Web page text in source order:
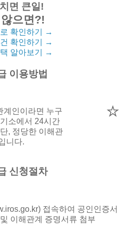
면 큰일!
으면?!
확인하기
→
확인하기
→
알아보기
→
이용방법
계인이라면 누구
소에서 24시간
, 정당한 이해관
니다.
⭐
신청절차
접속하여 공인인증서
이해관계 증명서류 첨부